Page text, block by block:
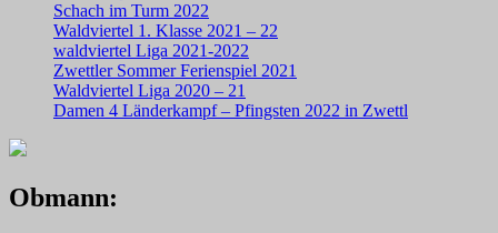
Schach im Turm 2022
Waldviertel 1. Klasse 2021 – 22
waldviertel Liga 2021-2022
Zwettler Sommer Ferienspiel 2021
Waldviertel Liga 2020 – 21
Damen 4 Länderkampf – Pfingsten 2022 in Zwettl
Obmann: